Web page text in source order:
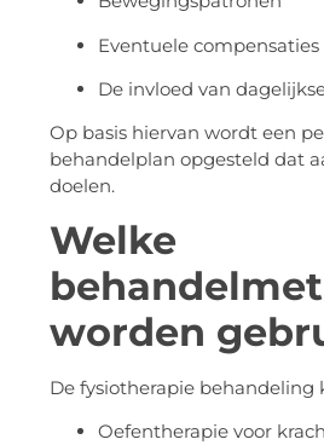
Eventuele compensaties
De invloed van
Op basis hiervan wordt een
behandelplan opgesteld dat
doelen.
Welke
worden
De fysiotherapie behandeling
Oefentherapie voor